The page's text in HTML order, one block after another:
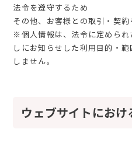
法令を遵守するため
その他、お客様との取引・契
※個人情報は、法令に定められ
しにお知らせした利用目的・
しません。
ウェブサイトにおけ